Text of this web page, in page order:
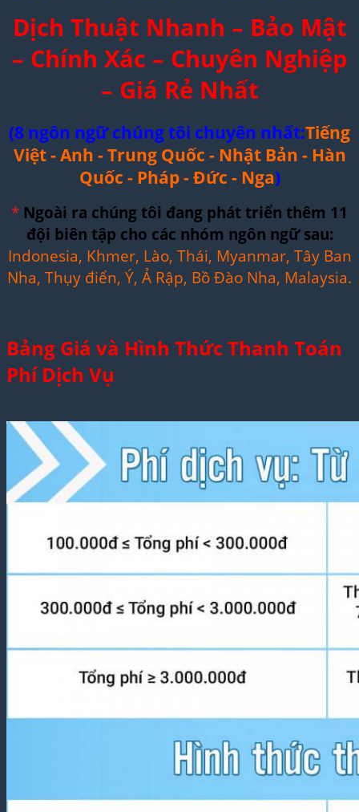
Dịch Thuật Nhanh – Bảo Mật
– Chính Xác – Chuyên Nghiệp
– Giá Rẻ Nhất
(8 ngôn ngữ chúng tôi chuyên nhất:Tiếng
Việt - Anh - Trung Quốc - Nhật Bản - Hàn
Quốc - Pháp - Đức - Nga)
* Ngoài ra chúng tôi đang phát triển thêm 11
đội biên tập cho các nhóm ngôn ngữ sau:
Indonesia, Khmer, Lào, Thái, Myanmar, Tây Ban
Nha, Thụy điển, Ý, Ả Rập, Bồ Đào Nha, Malaysia.
Bảng Giá và Hình Thức Thanh Toán
Phí Dịch Vụ